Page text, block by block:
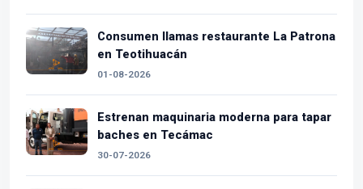
Consumen llamas restaurante La Patrona
en Teotihuacán
01-08-2026
Estrenan maquinaria moderna para tapar
baches en Tecámac
30-07-2026